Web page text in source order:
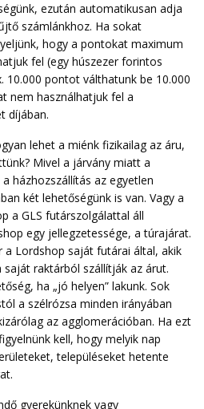
ezután automatikusan adja
számlánkhoz. Ha sokat
hogy a pontokat maximum
fel (egy húszezer forintos
10.000 pontot válthatunk be 10.000
nem használhatjuk fel a
díjában.
lehet a miénk fizikailag az áru,
Mivel a járvány miatt a
házhozszállítás az egyetlen
két lehetőségünk is van. Vagy a
a GLS futárszolgálattal áll
egy jellegzetessége, a túrajárat.
Lordshop saját futárai által, akik
raktárból szállítják az árut.
ha „jó helyen” lakunk. Sok
a szélrózsa minden irányában
az agglomerációban. Ha ezt
kell, hogy melyik nap
településeket hetente
gyerekünknek vagy